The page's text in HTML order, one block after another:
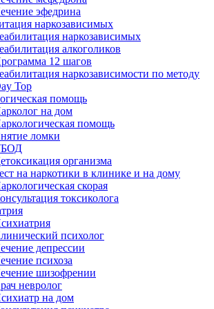
эфедрина
наркозависимых
наркозависимых
алкоголиков
12 шагов
наркозависимости по методу
Top
помощь
на дом
помощь
ломки
организма
на наркотики в клинике и на дому
скорая
токсиколога
психолог
депрессии
психоза
шизофрении
невролог
на дом